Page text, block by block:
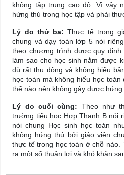
không tập trung cao độ. Vì vậy
hứng thú trong học tập và phải
Lý do thứ ba:Thực tế trong
chung và dạy toán lớp 5 nói
theo chương trình được quy
làm sao cho học sinh nắm được
dù rất thụ động và không hiểu
học toán mà không hiểu học
thế nào nên không gây được hứng
Lý do cuối cùng: Theo như
trường tiểu học Hợp Thanh B nói
nói chung Học sinh học toán
không hứng thú bởi giáo viên
thực tế trong học toán ở chỗ nào.
ra một số thuận lợi và khó khăn